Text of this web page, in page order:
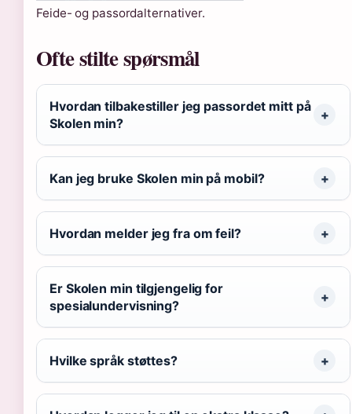
Feide- og passordalternativer.
Ofte stilte spørsmål
Hvordan tilbakestiller jeg passordet mitt på
Skolen min?
Kan jeg bruke Skolen min på mobil?
Hvordan melder jeg fra om feil?
Er Skolen min tilgjengelig for
spesialundervisning?
Hvilke språk støttes?